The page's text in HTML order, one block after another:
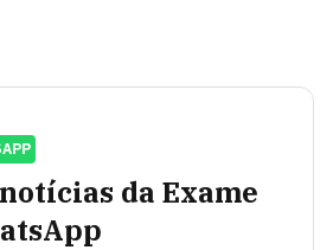
da Exame